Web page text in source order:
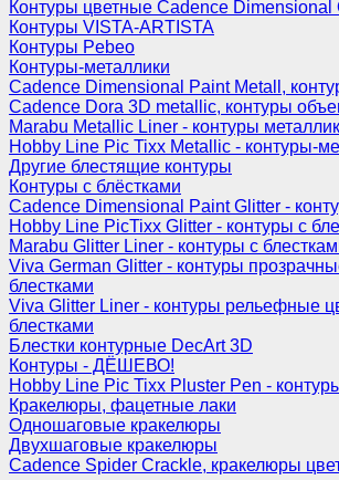
Контуры цветные Cadence Dimensional
Контуры VISTA-ARTISTA
Контуры Pebeo
Контуры-металлики
Cadence Dimensional Paint Metall,
Cadence Dora 3D metallic, контуры
Marabu Metallic Liner - контуры
Hobby Line Pic Tixx Metallic - контуры-
Другие блестящие контуры
Контуры с блёстками
Cadence Dimensional Paint Glitter -
Hobby Line PicTixx Glitter - контуры с
Marabu Glitter Liner - контуры с
Viva German Glitter - контуры
блестками
Viva Glitter Liner - контуры рельефные
блестками
Блестки контурные DecArt 3D
Контуры - ДЁШЕВО!
Hobby Line Pic Tixx Pluster Pen -
Кракелюры, фацетные лаки
Одношаговые кракелюры
Двухшаговые кракелюры
Cadence Spider Crackle, кракелюры